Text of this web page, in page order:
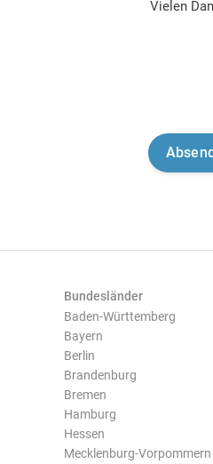
Vielen
Bundesländer
Baden-Württemberg
Bayern
Berlin
Brandenburg
Bremen
Hamburg
Hessen
Mecklenburg-Vorpommern